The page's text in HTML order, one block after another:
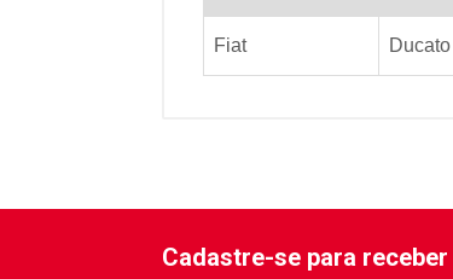
Fiat
Cadastre-se para